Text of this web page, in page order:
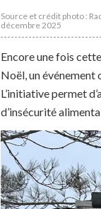
Source et crédit photo :
décembre 2025
Encore une fois
Noël, un événement
L’initiative permet
d’insécurité